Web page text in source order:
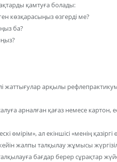
қамтуға болады:
көзқарасыңыз өзгерді ме?
ба?
жаттығулар арқылы
арналған қағаз немесе
ескі өмірім», ал екіншісі «менің
жалпы талқылау жұмысы
бағдар берер сұрақтар